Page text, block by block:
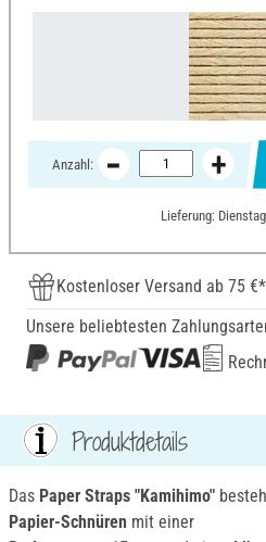
Anzahl:
Lieferung:
Kostenloser Versand ab 75 €*
Unsere beliebtesten
Produktdetails
Das Paper Straps "Kamihimo"
Papier-Schnüren mit einer